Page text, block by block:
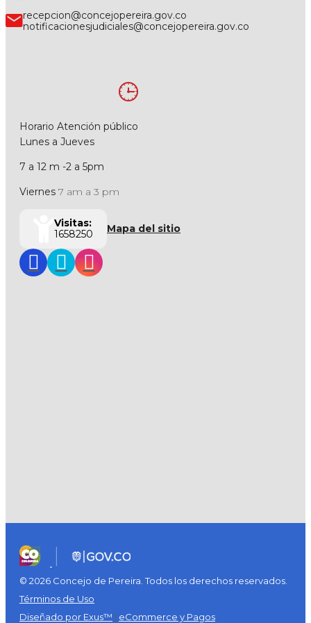
recepcion@concejopereira.gov.co
notificacionesjudiciales@concejopereira.gov.co
Horario Atención público
Lunes a Jueves
7 a 12 m -2 a 5pm
Viernes 7 am a 3 pm
Visitas:
1658250
Mapa del sitio
© 2026 Concejo de Pereira. Todos los derechos reservados.
Términos de Uso
Diseñado por Exus™ | eCommerce y Pagos